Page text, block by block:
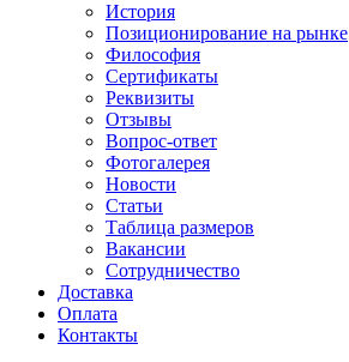
История
Позиционирование на рынке
Философия
Сертификаты
Реквизиты
Отзывы
Вопрос-ответ
Фотогалерея
Новости
Статьи
Таблица размеров
Вакансии
Сотрудничество
Доставка
Оплата
Контакты